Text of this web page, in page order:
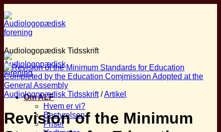
til
indhold
Om ALF
Hvem er vi?
Bestyrelsen
Priser
Audiologopædisk Tidsskrift
Audiologopædisk Tidsskrift /Artikel
Revision of the Minimum